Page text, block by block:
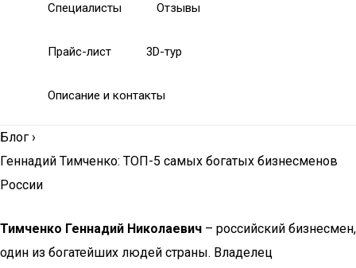
Специалисты Отзывы
Прайс-лист 3D-тур
Описание и контакты
Блог ›
Геннадий Тимченко: ТОП-5 самых богатых бизнесменов
России
Тимченко Геннадий Николаевич – российский бизнесмен,
один из богатейших людей страны. Владелец